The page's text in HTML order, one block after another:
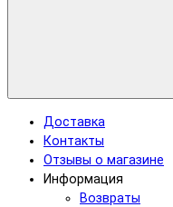
Доставка
Контакты
Отзывы о магазине
Информация
Возвраты